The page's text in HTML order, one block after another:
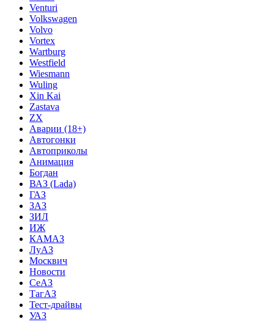
Venturi
Volkswagen
Volvo
Vortex
Wartburg
Westfield
Wiesmann
Wuling
Xin Kai
Zastava
ZX
Аварии (18+)
Автогонки
Автоприколы
Анимация
Богдан
ВАЗ (Lada)
ГАЗ
ЗАЗ
ЗИЛ
ИЖ
КАМАЗ
ЛуАЗ
Москвич
Новости
СеАЗ
ТагАЗ
Тест-драйвы
УАЗ